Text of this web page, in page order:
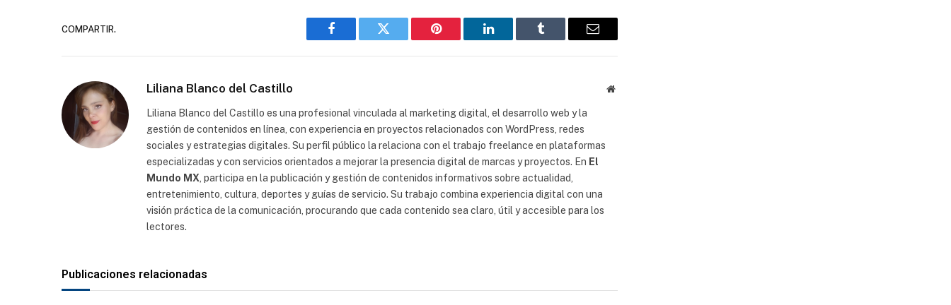
COMPARTIR.
Facebook Gorjeo Pinterest LinkedIn Tumblr
Correo
Liliana Blanco del Castillo
Sitio
Liliana Blanco del Castillo es una profesional vinculada al marketing digital, el desarrollo web y la
gestión de contenidos en línea, con experiencia en proyectos relacionados con WordPress, redes
sociales y estrategias digitales. Su perfil público la relaciona con el trabajo freelance en plataformas
especializadas y con servicios orientados a mejorar la presencia digital de marcas y proyectos. En El
Mundo MX, participa en la publicación y gestión de contenidos informativos sobre actualidad,
entretenimiento, cultura, deportes y guías de servicio. Su trabajo combina experiencia digital con una
visión práctica de la comunicación, procurando que cada contenido sea claro, útil y accesible para los
lectores.
Publicaciones relacionadas